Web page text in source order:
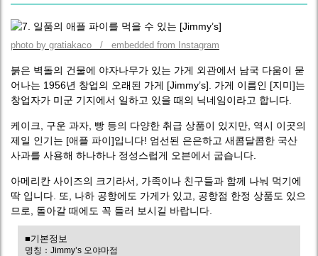
photo by gratiakaco / embedded from Instagram
붉은 벽돌의 건물에 야자나무가 있는 가게 외관에서 남국 다움이 묻
어나는 1956년 창업의 오래된 가게 [Jimmy’s]. 가게 이름인 [지미]는
창업자가 미군 기지에서 일하고 있을 때의 닉네임이라고 합니다.
케이크, 구운 과자, 빵 등의 다양한 취급 상품이 있지만, 역시 이곳의
제일 인기는 [애플 파이]입니다! 엄선된 은은하고 새콤달콤한 국산
사과를 사용해 하나하나 정성스럽게 오븐에서 굽습니다.
아메리칸 사이즈의 크기라서, 가족이나 친구들과 함께 나눠 먹기에
딱 입니다. 또, 나하 공항에도 가게가 있고, 공항점 한정 상품도 있으
므로, 돌아갈 때에도 꼭 들러 보시길 바랍니다.
■기본정보
명칭：Jimmy’s 오야마점